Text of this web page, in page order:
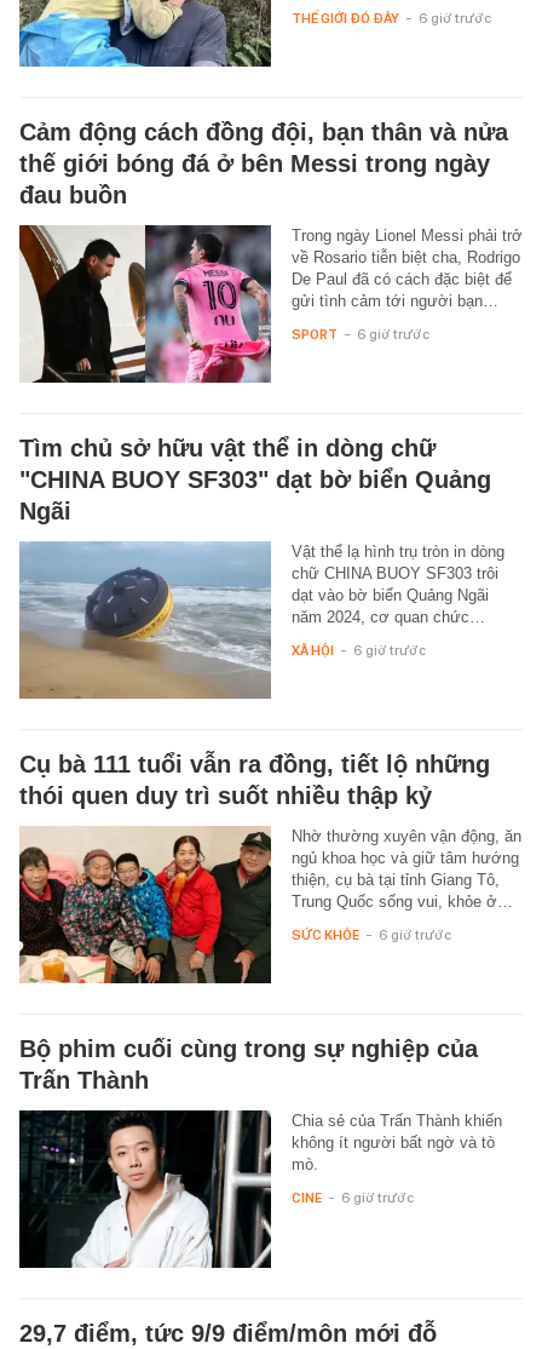
THẾ GIỚI ĐÓ ĐÂY - 6 giờ trước
Cảm động cách đồng đội, bạn thân và nửa
thế giới bóng đá ở bên Messi trong ngày
đau buồn
Trong ngày Lionel Messi phải trở
về Rosario tiễn biệt cha, Rodrigo
De Paul đã có cách đặc biệt để
gửi tình cảm tới người bạn…
SPORT - 6 giờ trước
Tìm chủ sở hữu vật thể in dòng chữ
"CHINA BUOY SF303" dạt bờ biển Quảng
Ngãi
Vật thể lạ hình trụ tròn in dòng
chữ CHINA BUOY SF303 trôi
dạt vào bờ biển Quảng Ngãi
năm 2024, cơ quan chức…
XÃ HỘI - 6 giờ trước
Cụ bà 111 tuổi vẫn ra đồng, tiết lộ những
thói quen duy trì suốt nhiều thập kỷ
Nhờ thường xuyên vận động, ăn
ngủ khoa học và giữ tâm hướng
thiện, cụ bà tại tỉnh Giang Tô,
Trung Quốc sống vui, khỏe ở…
SỨC KHỎE - 6 giờ trước
Bộ phim cuối cùng trong sự nghiệp của
Trấn Thành
Chia sẻ của Trấn Thành khiến
không ít người bất ngờ và tò
mò.
CINE - 6 giờ trước
29,7 điểm, tức 9/9 điểm/môn mới đỗ